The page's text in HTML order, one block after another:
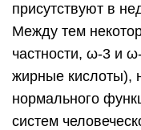
присутствуют в
Между тем
частности, ω-3 и
жирные кислоты),
нормального
систем